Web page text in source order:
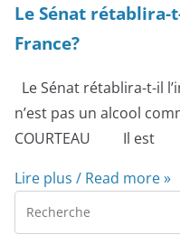
Le Sénat rétablira-
France?
Le Sénat rétablira-t-il
n’est pas un alcool
COURTEAU Il est
Lire plus / Read more »